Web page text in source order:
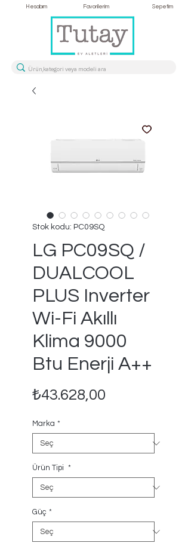
Hesabım Favorilerim Sepetim
Stok kodu: PC09SQ
LG PC09SQ /
DUALCOOL
PLUS Inverter
Wi-Fi Akıllı
Klima 9000
Btu Enerji A++
₺43.628,00
Marka *
Ürün Tipi *
Güç *